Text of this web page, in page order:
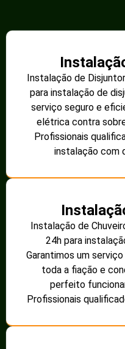
Instalação de
para instalação de
serviço seguro e
elétrica contra
Profissionais
instalação com
Instalação de
24h para
Garantimos um
toda a fiação e
perfeito
Profissionais